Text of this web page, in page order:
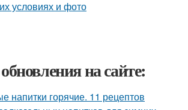
на сайте:
напитки горячие. 11 рецептов